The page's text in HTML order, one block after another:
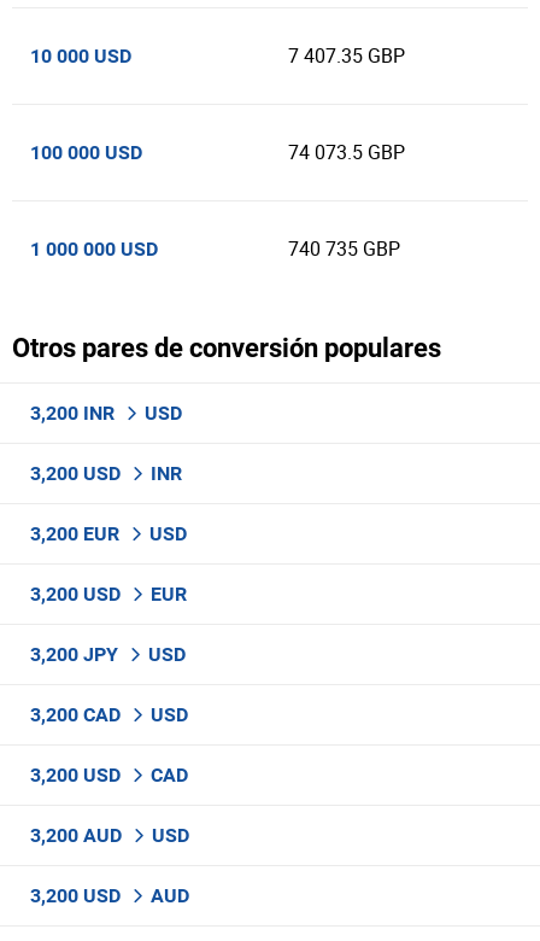
10 000 USD 7 407.35 GBP
100 000 USD 74 073.5 GBP
1 000 000 USD 740 735 GBP
Otros pares de conversión populares
3,200 INR USD
3,200 USD INR
3,200 EUR USD
3,200 USD EUR
3,200 JPY USD
3,200 CAD USD
3,200 USD CAD
3,200 AUD USD
3,200 USD AUD